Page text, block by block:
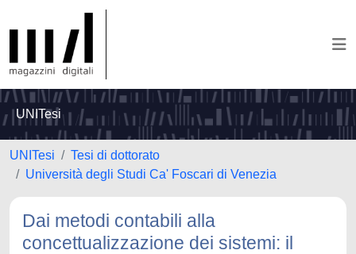
UNITesi
UNITesi
Tesi di dottorato
Università degli Studi Ca' Foscari di Venezia
Dai metodi contabili alla
concettualizzazione dei sistemi: il